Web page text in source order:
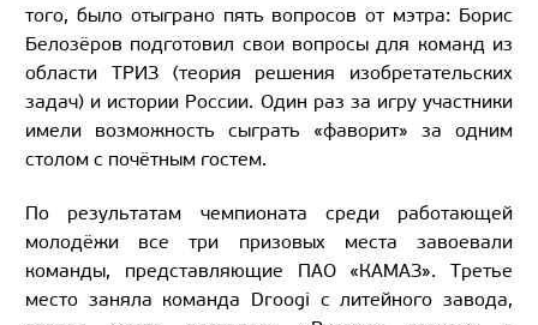
того, было отыграно пять вопросов от мэтра: Борис
Белозёров подготовил свои вопросы для команд из
области ТРИЗ (теория решения изобретательских
задач) и истории России. Один раз за игру участники
имели возможность сыграть «фаворит» за одним
столом с почётным гостем.
По результатам чемпионата среди работающей
молодёжи все три призовых места завоевали
команды, представляющие ПАО «КАМАЗ». Третье
место заняла команда Droogi с литейного завода,